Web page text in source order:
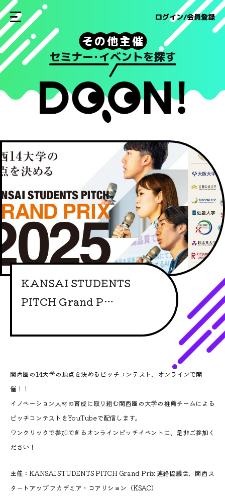
ログイン/会員登録
その他主催
セミナー・イベントを探す
KANSAI STUDENTS
PITCH Grand P…
関西圏の14大学の頂点を決めるピッチコンテスト、オンラインで開
催！！
イノベーション人材の育成に取り組む関西圏の大学の推薦チームによる
ピッチコンテストをYouTubeで配信します。
ワンクリックで参加できるオンラインピッチイベントに、是非ご参加く
ださい！
主催：KANSAI STUDENTS PITCH Grand Prix 連絡協議会、関西ス
タートアップ アカデミア・コアリション（KSAC）